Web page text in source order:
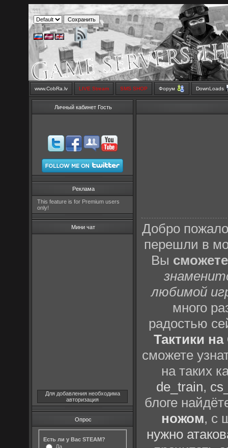
www.CobRa.lv LIVE Stream SMS SHOP Форум DownLoads
Личный кабинет Гость
Реклама
This feature is for Premium users
only!
Мини чат
Для добавления необходима
авторизация
Опрос
Есть ли у Вас STEAM?
Да
Добро
перешли в
Вы
любимой
много
радостью
Тактики
сможете
на таких
de_train,
блоге
ножом, с
нужно